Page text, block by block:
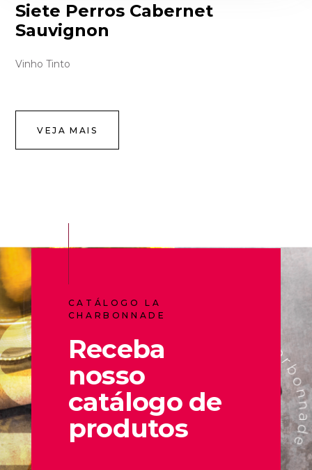
Siete Perros Cabernet
Sauvignon
Vinho Tinto
VEJA MAIS
CATÁLOGO LA
CHARBONNADE
Receba
nosso
catálogo de
produtos